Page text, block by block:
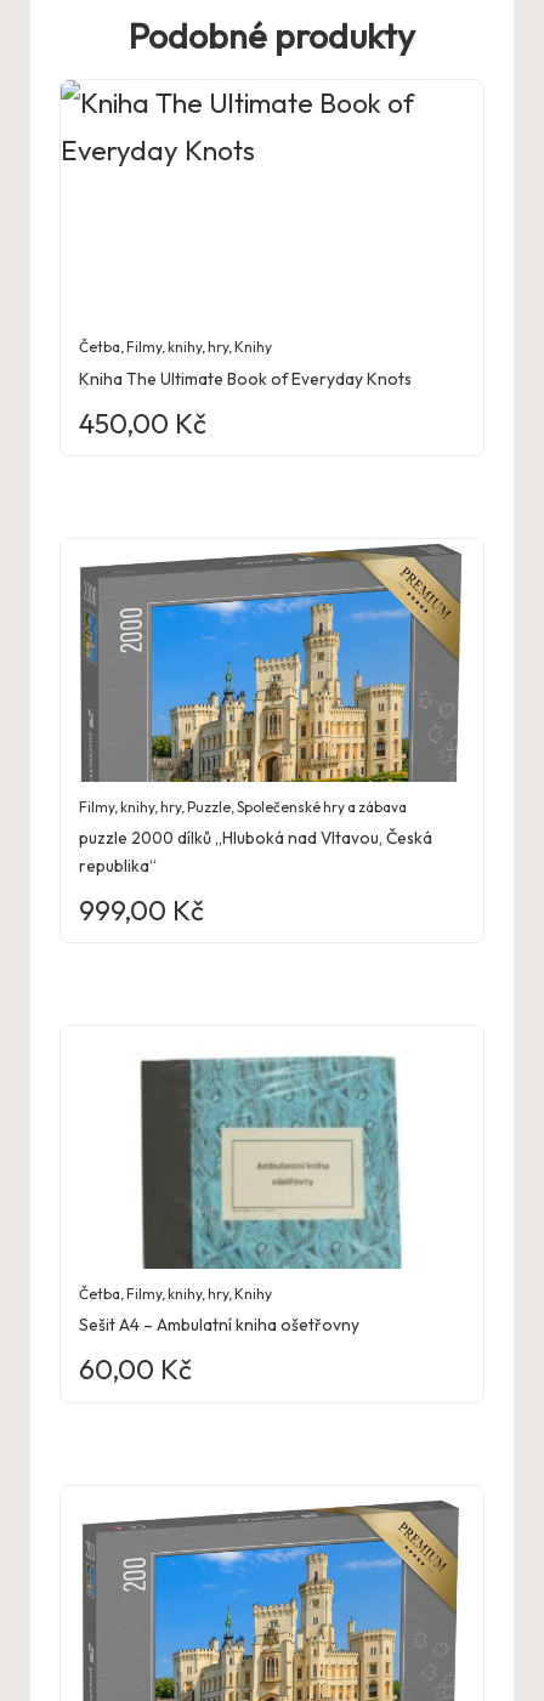
Podobné produkty
Četba,Filmy, knihy, hry,Knihy
Kniha The Ultimate Book of Everyday Knots
450,00 Kč
Filmy, knihy, hry,Puzzle ,Společenské hry a zábava
puzzle 2000 dílků „Hluboká nad Vltavou, Česká
republika“
999,00 Kč
Četba ,Filmy, knihy, hry,Knihy
Sešit A4 – Ambulatní kniha ošetřovny
60,00 Kč